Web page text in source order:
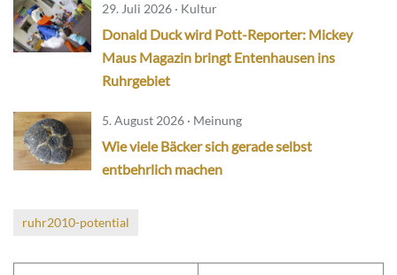
29. Juli 2026 · Kultur
Donald Duck wird Pott-Reporter: Mickey
Maus Magazin bringt Entenhausen ins
Ruhrgebiet
5. August 2026 · Meinung
Wie viele Bäcker sich gerade selbst
entbehrlich machen
ruhr2010-potential